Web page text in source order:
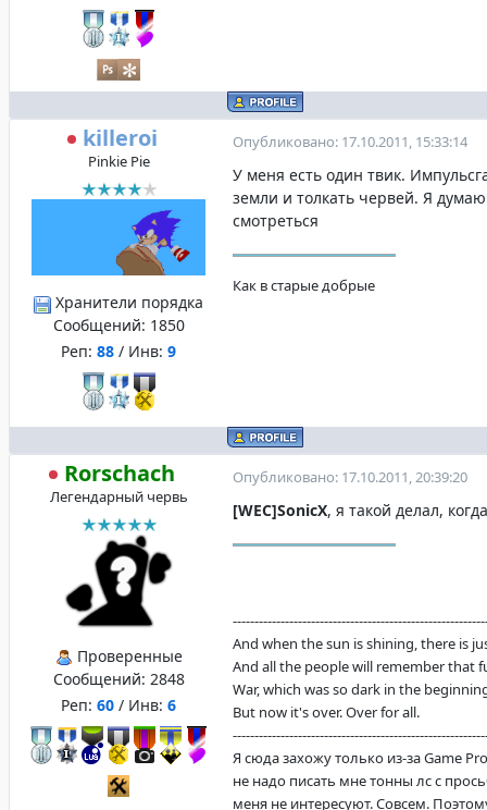
killeroi
Pinkie Pie
Хранители порядка
Сообщений: 1850
Реп: 88 / Инв: 9
Опубликовано: 17.10.2011, 15:33:14
У меня есть один твик.
земли и толкать червей. Я
смотреться
Как в старые добрые
Rorschach
Легендарный червь
Проверенные
Сообщений: 2848
Реп: 60 / Инв: 6
Опубликовано: 17.10.2011, 20:39:20
[WEC]SonicX, я такой делал,
And when the sun is shining, there is
And all the people will remember that
War, which was so dark in the
But now it's over. Over for all.
Я сюда захожу только из-за Game
не надо писать мне тонны лс с
меня не интересуют. Совсем.